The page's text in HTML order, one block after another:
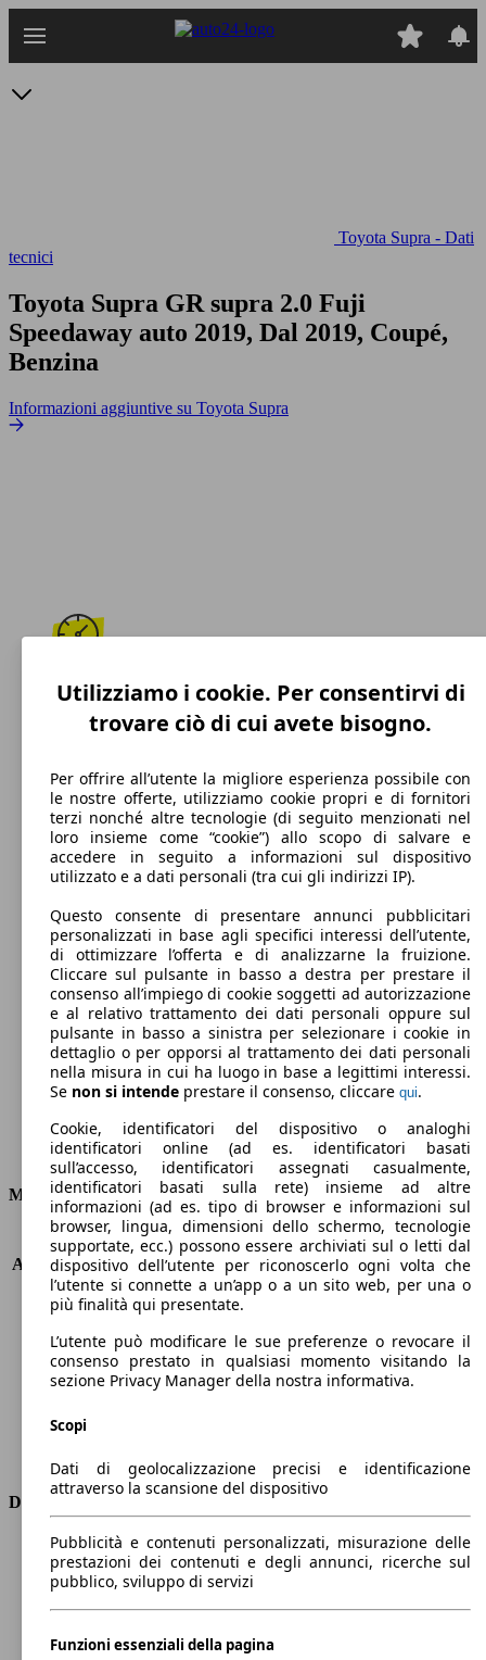
Toyota Supra - Dati
tecnici
Toyota Supra GR supra 2.0 Fuji
Speedaway auto 2019, Dal 2019, Coupé,
Benzina
Informazioni aggiuntive su Toyota Supra
250 km/h
Velocità massima
Benzina
Carburante
135 g/km
Emissioni di CO2 (combinato)*
Consumi
Motore e Prestazioni
KW (PS)
190 kW (258 PS)
Accelerazione (0-100 km/h)
5.2s
Velocità massima (km/h)
250 km/h
Numero di marce
8
Coppia
400 nm
Cilindrata
1998 ccm
Carburante
Benzina
Trasmissione
Dimensioni
Lunghezza
4380 mm
Altezza
1300 mm
Larghezza
Peso massimo
1710 kg
Utilizziamo i cookie. Per consentirvi di
trovare ciò di cui avete bisogno.
Per offrire all’utente la migliore esperienza possibile con
le nostre offerte, utilizziamo cookie propri e di fornitori
terzi nonché altre tecnologie (di seguito menzionati nel
loro insieme come “cookie”) allo scopo di salvare e
accedere in seguito a informazioni sul dispositivo
utilizzato e a dati personali (tra cui gli indirizzi IP).
Questo consente di presentare annunci pubblicitari
personalizzati in base agli specifici interessi dell’utente,
di ottimizzare l’offerta e di analizzarne la fruizione.
Cliccare sul pulsante in basso a destra per prestare il
consenso all’impiego di cookie soggetti ad autorizzazione
e al relativo trattamento dei dati personali oppure sul
pulsante in basso a sinistra per selezionare i cookie in
dettaglio o per opporsi al trattamento dei dati personali
nella misura in cui ha luogo in base a legittimi interessi.
Se non si intende prestare il consenso, cliccare qui.
Cookie, identificatori del dispositivo o analoghi
identificatori online (ad es. identificatori basati
sull’accesso, identificatori assegnati casualmente,
identificatori basati sulla rete) insieme ad altre
informazioni (ad es. tipo di browser e informazioni sul
browser, lingua, dimensioni dello schermo, tecnologie
supportate, ecc.) possono essere archiviati sul o letti dal
dispositivo dell’utente per riconoscerlo ogni volta che
l’utente si connette a un’app o a un sito web, per una o
più finalità qui presentate.
L’utente può modificare le sue preferenze o revocare il
consenso prestato in qualsiasi momento visitando la
sezione Privacy Manager della nostra informativa.
Scopi
Dati di geolocalizzazione precisi e identificazione
attraverso la scansione del dispositivo
Pubblicità e contenuti personalizzati, misurazione delle
prestazioni dei contenuti e degli annunci, ricerche sul
pubblico, sviluppo di servizi
Funzioni essenziali della pagina